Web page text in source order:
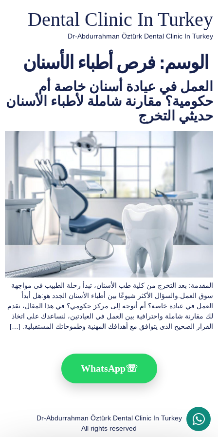
Dental Clinic In Turkey
Dr-Abdurrahman Öztürk Dental Clinic In Turkey
الوسم:فرص أطباء الأسنان
العمل في عيادة أسنان خاصة أم
حكومية؟ مقارنة شاملة لأطباء الأسنان
حديثي التخرج
المقدمة: بعد التخرج من كلية طب الأسنان، تبدأ رحلة الطبيب في مواجهة
سوق العمل.والسؤال الأكثر شيوعًا بين أطباء الأسنان الجدد هو:هل أبدأ
العمل في عيادة خاصة؟ أم أتوجه إلى مركز حكومي؟ في هذا المقال، نقدم
لك مقارنة شاملة واحترافية بين العمل في العيادتين، لنساعدك على اتخاذ
القرار الصحيح الذي يتوافق مع أهدافك المهنية وطموحاتك المستقبلية. […]
☏
WhatsApp
Dr-Abdurrahman Öztürk Dental Clinic In Turkey
All rights reserved